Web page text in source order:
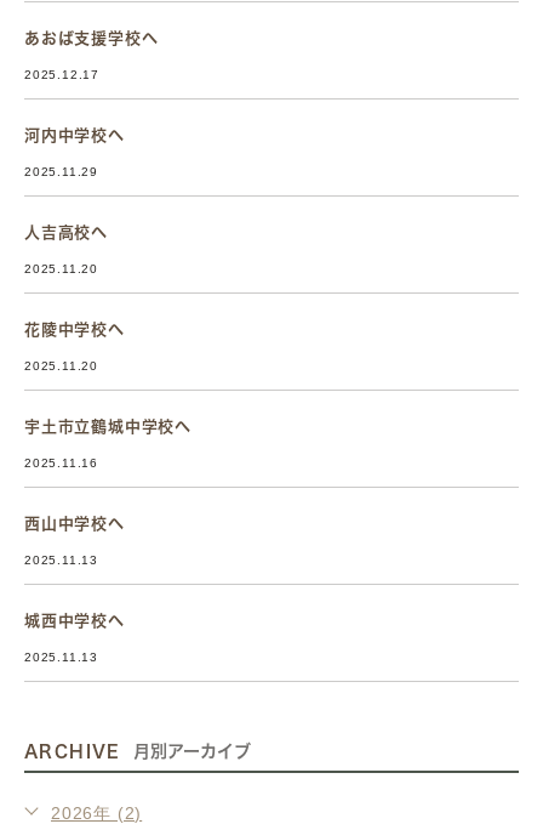
あおば支援学校へ
2025.12.17
河内中学校へ
2025.11.29
人吉高校へ
2025.11.20
花陵中学校へ
2025.11.20
宇土市立鶴城中学校へ
2025.11.16
西山中学校へ
2025.11.13
城西中学校へ
2025.11.13
ARCHIVE 月別アーカイブ
2026年 (2)